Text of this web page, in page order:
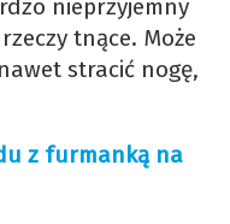
nieprzyjemny
tnące. Może
stracić nogę,
z furmanką na